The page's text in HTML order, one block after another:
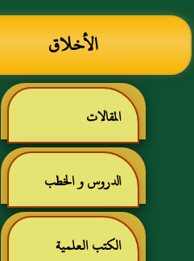
الأخلاق
المقالات
الدروس و الخطب
الكتب العلمية